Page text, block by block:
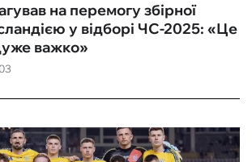
на перемогу збірної
у відборі ЧС-2025: «‎Це
важко»